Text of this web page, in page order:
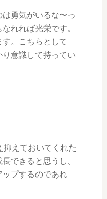
勇気がいるな〜っ
れれば光栄です。
。こちらとして
意識して持ってい
抑えておいてくれた
できると思うし、
プするのであれ